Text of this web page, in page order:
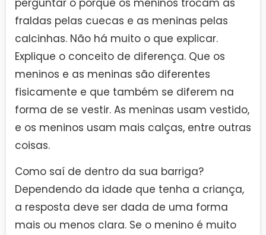
fraldas pelas cuecas e as meninas pelas
calcinhas. Não há muito o que explicar.
Explique o conceito de diferença. Que os
meninos e as meninas são diferentes
fisicamente e que também se diferem na
forma de se vestir. As meninas usam vestido,
e os meninos usam mais calças, entre outras
coisas.
Como saí de dentro da sua barriga?
Dependendo da idade que tenha a criança,
a resposta deve ser dada de uma forma
mais ou menos clara. Se o menino é muito